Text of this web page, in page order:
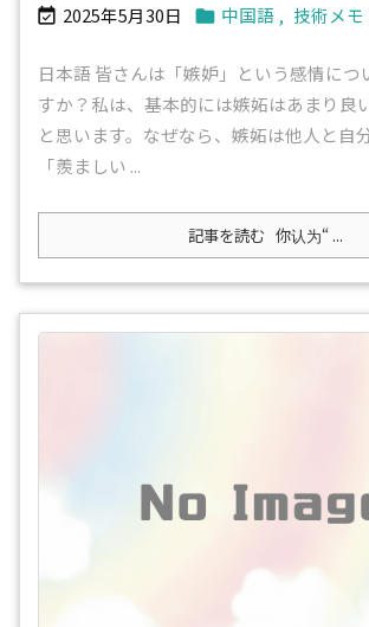
 2025年5月30日  中国語 , 技術メモ
日本語 皆さんは「嫉妒」という感情につ
すか？私は、基本的には嫉妬はあまり良
と思います。なぜなら、嫉妬は他人と自
「羨ましい ...
記事を読む 你认为“ ...